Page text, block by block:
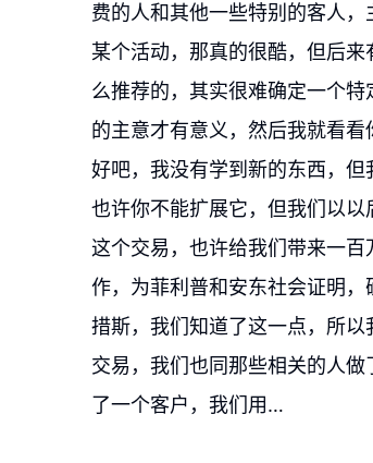
费的人和其他一些特别的客人
某个活动，那真的很酷，但后
么推荐的，其实很难确定一个
的主意才有意义，然后我就看看
好吧，我没有学到新的东西，但
也许你不能扩展它，但我们以
这个交易，也许给我们带来一
作，为菲利普和安东社会证明
措斯，我们知道了这一点，所
交易，我们也同那些相关的人
了一个客户，我们用…